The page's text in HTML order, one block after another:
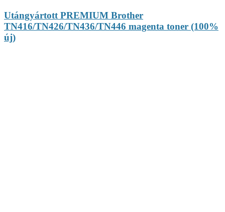
Utángyártott PREMIUM Brother
TN416/TN426/TN436/TN446 magenta toner (100%
új)